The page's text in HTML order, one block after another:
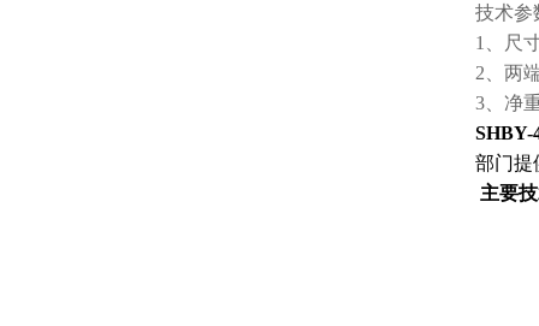
技术参
1、尺
2、两
3、净
SHBY-
部门提
主要